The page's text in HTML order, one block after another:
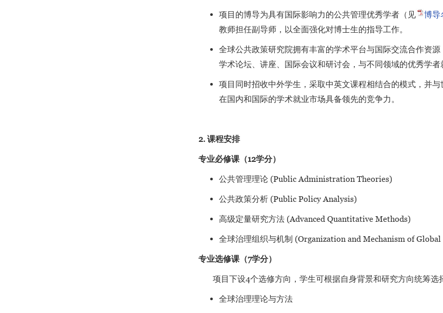
项目的博导为具有国际影响力的公共管理优秀学者（见 博导
教师担任副导师，以全面强化对博士生的指导工作。
全球公共政策研究院拥有丰富的学术平台与国际交流合作资
学术论坛、讲座、国际会议和研讨会，与不同领域的优秀学者
项目同时招收中外学生，采取中英文课程相结合的模式，并
在国内和国际的学术就业市场具备领先的竞争力。
2. 课程安排
专业必修课（12学分）
公共管理理论 (Public Administration Theories)
公共政策分析 (Public Policy Analysis)
高级定量研究方法 (Advanced Quantitative Methods)
全球治理组织与机制 (Organization and Mechanism of Global
专业选修课（7学分）
项目下设4个选修方向，学生可根据自身背景和研究方向统筹选
全球治理理论与方法